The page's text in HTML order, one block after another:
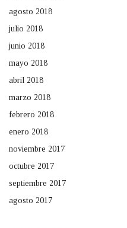
agosto 2018
julio 2018
junio 2018
mayo 2018
abril 2018
marzo 2018
febrero 2018
enero 2018
noviembre 2017
octubre 2017
septiembre 2017
agosto 2017